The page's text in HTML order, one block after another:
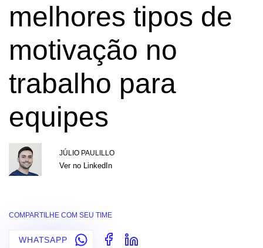
melhores tipos de
motivação no
trabalho para
equipes
JÚLIO PAULILLO
Ver no LinkedIn
COMPARTILHE COM SEU TIME
WHATSAPP